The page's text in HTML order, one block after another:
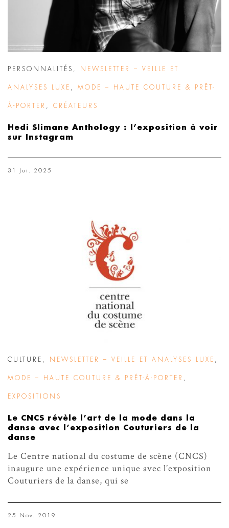
PERSONNALITÉS NEWSLETTER – VEILLE ET
ANALYSES LUXE MODE – HAUTE COUTURE & PRÊT-
À-PORTER CRÉATEURS
Hedi Slimane Anthology : l’exposition à voir
sur Instagram
31 Jui. 2025
CULTURE NEWSLETTER – VEILLE ET ANALYSES LUXE
MODE – HAUTE COUTURE & PRÊT-À-PORTER
EXPOSITIONS
Le CNCS révèle l’art de la mode dans la
danse avec l’exposition Couturiers de la
danse
Le Centre national du costume de scène (CNCS)
inaugure une expérience unique avec l’exposition
Couturiers de la danse, qui se
25 Nov. 2019